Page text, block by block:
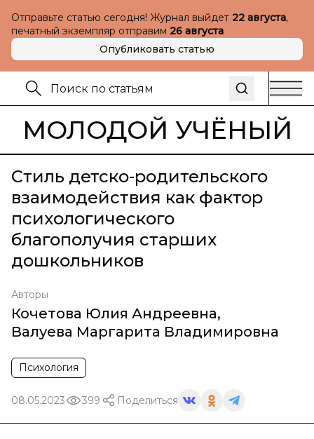
Отправьте статью сегодня! Журнал выйдет 22 августа,
печатный экземпляр отправим 26 августа
Опубликовать статью
МОЛОДОЙ УЧЁНЫЙ
Стиль детско-родительского
взаимодействия как фактор
психологического
благополучия старших
дошкольников
Авторы
Кочетова Юлия Андреевна,
Валуева Маргарита Владимировна
Психология
08.05.2023 399 Поделиться